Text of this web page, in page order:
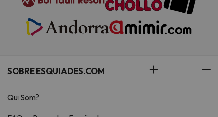
SOBRE ESQUIADES.COM
Qui Som?